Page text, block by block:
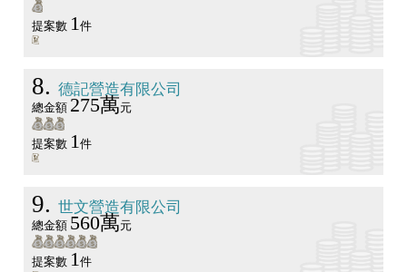
提案數 1件
8 德記營造有限公司
總金額 275萬元
提案數 1件
9 世文營造有限公司
總金額 560萬元
提案數 1件